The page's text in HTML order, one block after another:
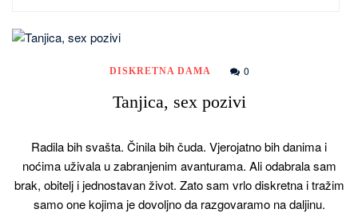
DISKRETNA DAMA 0
Tanjica, sex pozivi
Radila bih svašta. Činila bih čuda. Vjerojatno bih danima i
noćima uživala u zabranjenim avanturama. Ali odabrala sam
brak, obitelj i jednostavan život. Zato sam vrlo diskretna i tražim
samo one kojima je dovoljno da razgovaramo na daljinu.